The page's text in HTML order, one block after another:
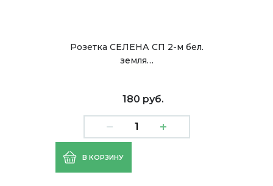
Розетка СЕЛЕНА СП 2-м бел.
земля…
180 руб.
В КОРЗИНУ